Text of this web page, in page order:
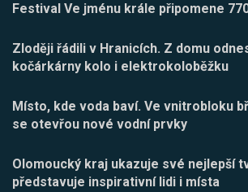
Festival Ve jménu krále připomene
Zloději řádili v Hranicích. Z domu
kočárkárny kolo i elektrokoloběžku
Místo, kde voda baví. Ve vnitrobloku
se otevřou nové vodní prvky
Olomoucký kraj ukazuje své nejlepší
představuje inspirativní lidi i místa